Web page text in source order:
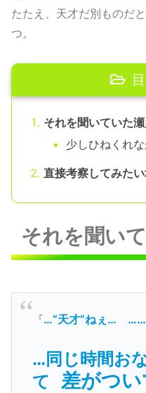
たたえ、天才だ別ものだ
つ。
それを聞いていた
少しひねくれ
直接考察してみた
それを聞い
『…“天才”ねぇ… ……
…同じ時間お
て
差がつ